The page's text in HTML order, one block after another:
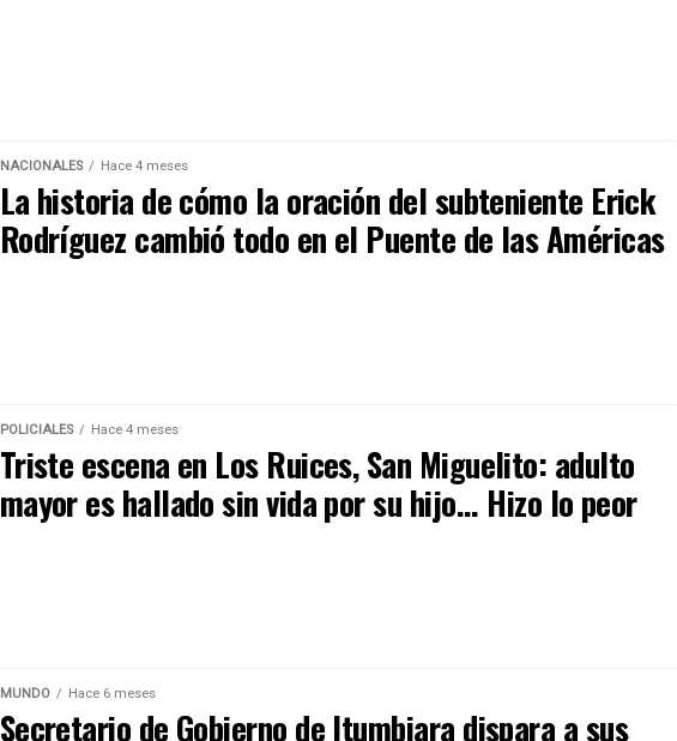
NACIONALES Hace 4 meses
La historia de cómo la oración del subteniente Erick
Rodríguez cambió todo en el Puente de las Américas
POLICIALES Hace 4 meses
Triste escena en Los Ruices, San Miguelito: adulto
mayor es hallado sin vida por su hijo... Hizo lo peor
MUNDO Hace 6 meses
Secretario de Gobierno de Itumbiara dispara a sus